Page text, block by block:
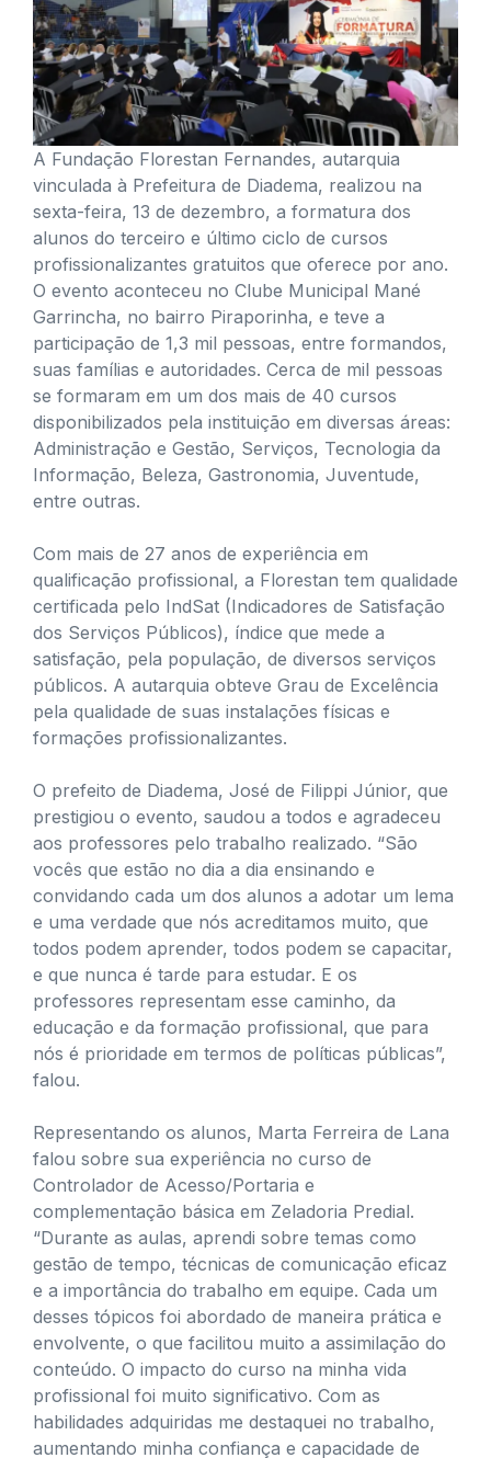
A Fundação Florestan Fernandes, autarquia
vinculada à Prefeitura de Diadema, realizou na
sexta-feira, 13 de dezembro, a formatura dos
alunos do terceiro e último ciclo de cursos
profissionalizantes gratuitos que oferece por ano.
O evento aconteceu no Clube Municipal Mané
Garrincha, no bairro Piraporinha, e teve a
participação de 1,3 mil pessoas, entre formandos,
suas famílias e autoridades. Cerca de mil pessoas
se formaram em um dos mais de 40 cursos
disponibilizados pela instituição em diversas áreas:
Administração e Gestão, Serviços, Tecnologia da
Informação, Beleza, Gastronomia, Juventude,
entre outras.
Com mais de 27 anos de experiência em
qualificação profissional, a Florestan tem qualidade
certificada pelo IndSat (Indicadores de Satisfação
dos Serviços Públicos), índice que mede a
satisfação, pela população, de diversos serviços
públicos. A autarquia obteve Grau de Excelência
pela qualidade de suas instalações físicas e
formações profissionalizantes.
O prefeito de Diadema, José de Filippi Júnior, que
prestigiou o evento, saudou a todos e agradeceu
aos professores pelo trabalho realizado. “São
vocês que estão no dia a dia ensinando e
convidando cada um dos alunos a adotar um lema
e uma verdade que nós acreditamos muito, que
todos podem aprender, todos podem se capacitar,
e que nunca é tarde para estudar. E os
professores representam esse caminho, da
educação e da formação profissional, que para
nós é prioridade em termos de políticas públicas”,
falou.
Representando os alunos, Marta Ferreira de Lana
falou sobre sua experiência no curso de
Controlador de Acesso/Portaria e
complementação básica em Zeladoria Predial.
“Durante as aulas, aprendi sobre temas como
gestão de tempo, técnicas de comunicação eficaz
e a importância do trabalho em equipe. Cada um
desses tópicos foi abordado de maneira prática e
envolvente, o que facilitou muito a assimilação do
conteúdo. O impacto do curso na minha vida
profissional foi muito significativo. Com as
habilidades adquiridas me destaquei no trabalho,
aumentando minha confiança e capacidade de